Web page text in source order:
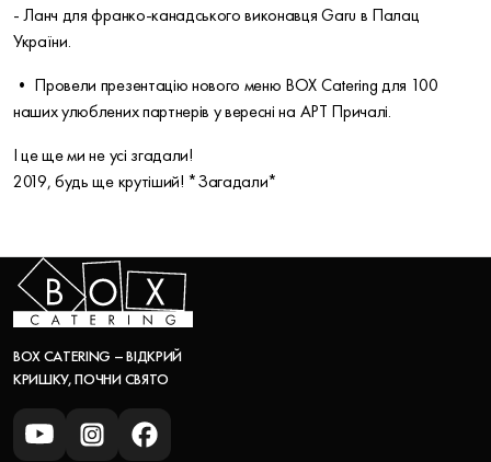
- Ланч для франко-канадського виконавця Garu в Палац
України.
• Провели презентацію нового меню BOX Catering для 100
наших улюблених партнерів у вересні на АРТ Причалі.
І це ще ми не усі згадали!
2019, будь ще крутіший! *Загадали*
BOX CATERING – ВІДКРИЙ
КРИШКУ, ПОЧНИ СВЯТО